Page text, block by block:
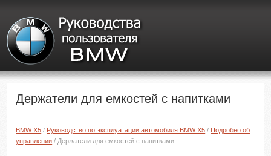
Держатели для емкостей с напитками
BMW X5 / Руководство по эксплуатации автомобиля BMW X5 / Подробно об
управлении / Держатели для емкостей с напитками